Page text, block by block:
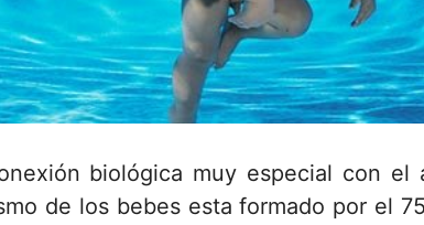
biológica muy especial con el
de los bebes esta formado por el